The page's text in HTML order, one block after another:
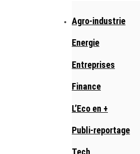
Agro-industrie
Energie
Entreprises
Finance
L’Eco en +
Publi-reportage